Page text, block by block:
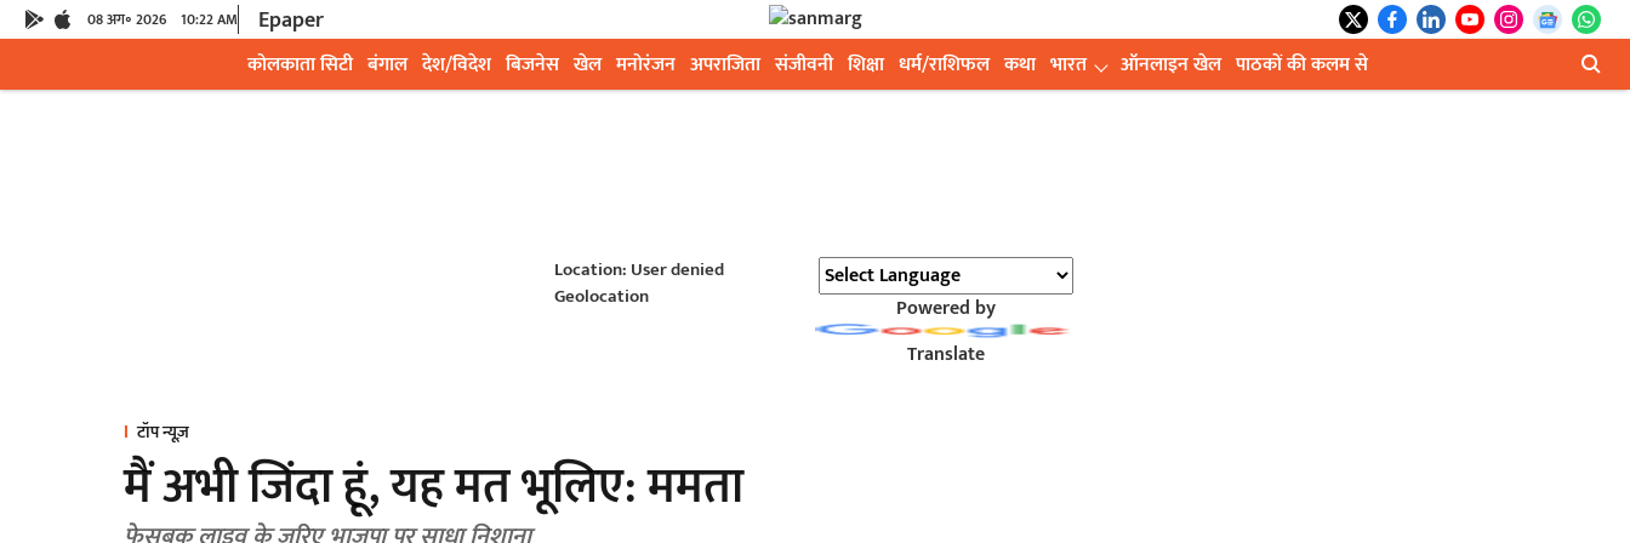
08 अग॰ 2026 10:22 AM Epaper
कोलकाता सिटी बंगाल देश/विदेश बिजनेस खेल मनोरंजन अपराजिता संजीवनी शिक्षा धर्म/राशिफल कथा भारत ऑनलाइन खेल पाठकों की कलम से
Location: User denied
Geolocation
Powered by
Translate
टॉप न्यूज़
मैं अभी जिंदा हूं, यह मत भूलिए: ममता